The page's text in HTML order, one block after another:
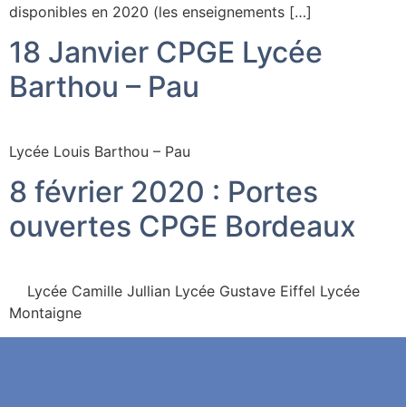
disponibles en 2020 (les enseignements […]
18 Janvier CPGE Lycée
Barthou – Pau
Lycée Louis Barthou – Pau
8 février 2020 : Portes
ouvertes CPGE Bordeaux
Lycée Camille Jullian Lycée Gustave Eiffel Lycée
Montaigne